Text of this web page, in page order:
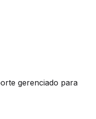
gerenciado para